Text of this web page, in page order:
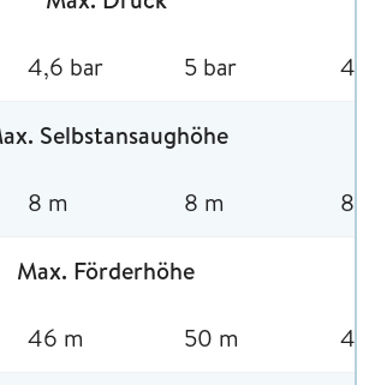
4,6 bar 5 bar
Selbstansaughöhe
8 m 8 m 8
Max. Förderhöhe
46 m 50 m 48